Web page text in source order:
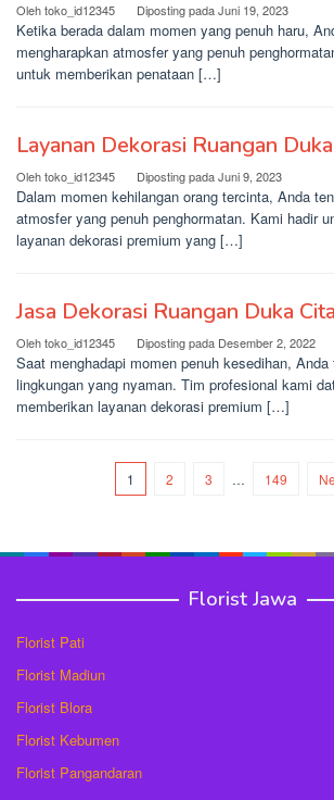
Olehtoko_id12345 Diposting padaJuni 19, 2023
Ketika berada dalam momen yang penuh haru,
mengharapkan atmosfer yang penuh
untuk memberikan penataan […]
Layanan Dekorasi Ruangan
Olehtoko_id12345 Diposting padaJuni 9, 2023
Dalam momen kehilangan orang tercinta, Anda
atmosfer yang penuh penghormatan. Kami hadir
layanan dekorasi premium yang […]
Jasa Dekorasi Ruangan Duka
Olehtoko_id12345 Diposting pada Desember 2, 2022
Saat menghadapi momen penuh kesedihan,
lingkungan yang nyaman. Tim profesional kami
memberikan layanan dekorasi premium […]
1 2 3 … 149
Florist Jawa
Florist Pati
Florist Madiun
Florist Blora
Florist Kebumen
Florist Pangandaran